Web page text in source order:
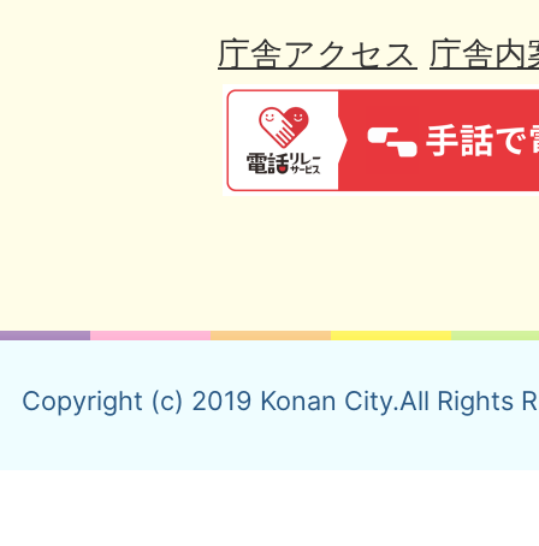
庁舎アクセス 庁舎内
Copyright (c) 2019 Konan City.All Rights